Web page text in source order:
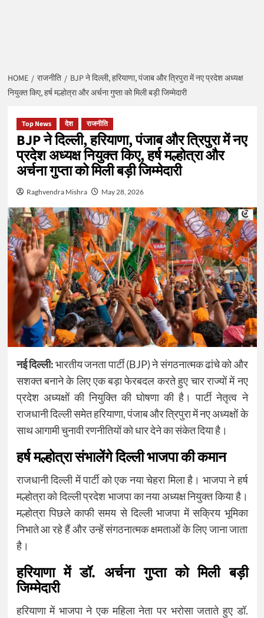
HOME राजनीति
BJP ने दिल्ली, हरियाणा, पंजाब और त्रिपुरा में नए प्रदेश अध्यक्ष
नियुक्त किए, हर्ष मल्होत्रा और अर्चना गुप्ता को मिली बड़ी जिम्मेदारी
Top News देश राजनीति
BJP ने दिल्ली, हरियाणा, पंजाब और त्रिपुरा में नए
प्रदेश अध्यक्ष नियुक्त किए, हर्ष मल्होत्रा और
अर्चना गुप्ता को मिली बड़ी जिम्मेदारी
Raghvendra Mishra May 28, 2026
नई दिल्ली:भारतीय जनता पार्टी (BJP) ने संगठनात्मक ढांचे को और
सशक्त बनाने के लिए एक बड़ा फेरबदल करते हुए चार राज्यों में नए
प्रदेश अध्यक्षों की नियुक्ति की घोषणा की है। पार्टी नेतृत्व ने
राजधानी दिल्ली समेत हरियाणा, पंजाब और त्रिपुरा में नए अध्यक्षों के
साथ आगामी चुनावी रणनीतियों को धार देने का संकेत दिया है।
हर्ष मल्होत्रा संभालेंगे दिल्ली भाजपा की कमान
राजधानी दिल्ली में पार्टी को एक नया चेहरा मिला है। भाजपा ने हर्ष
मल्होत्रा को दिल्ली प्रदेश भाजपा का नया अध्यक्ष नियुक्त किया है।
मल्होत्रा पिछले काफी समय से दिल्ली भाजपा में सक्रिय भूमिका
निभाते आ रहे हैं और उन्हें संगठनात्मक क्षमताओं के लिए जाना जाता
है।
हरियाणा में डॉ. अर्चना गुप्ता को मिली बड़ी
जिम्मेदारी
हरियाणा में भाजपा ने एक महिला नेता पर भरोसा जताते हुए डॉ.